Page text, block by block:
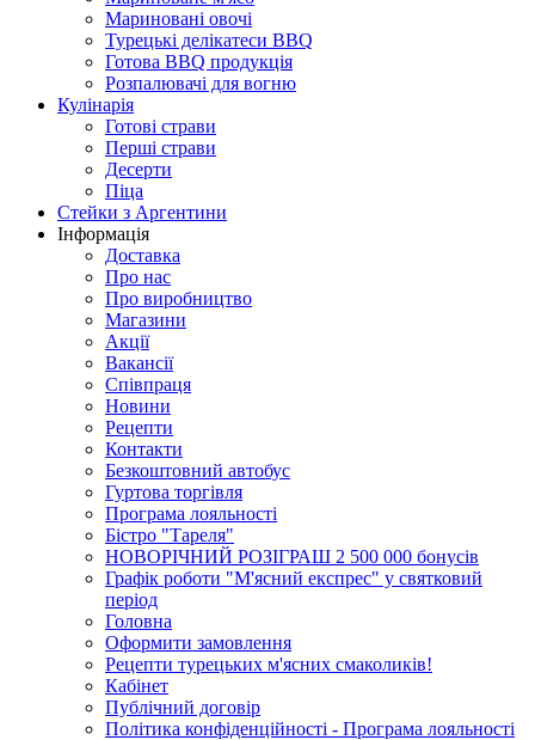
Мариновані овочі
Турецькі делікатеси BBQ
Готова BBQ продукція
Розпалювачі для вогню
Кулінарія
Готові страви
Перші страви
Десерти
Піца
Стейки з Аргентини
Інформація
Доставка
Про нас
Про виробництво
Магазини
Акції
Вакансії
Співпраця
Новини
Рецепти
Контакти
Безкоштовний автобус
Гуртова торгівля
Програма лояльності
Бістро "Тареля"
НОВОРІЧНИЙ РОЗІГРАШ 2 500 000 бонусів
Графік роботи "М'ясний експрес" у святковий
період
Головна
Оформити замовлення
Рецепти турецьких м'ясних смаколиків!
Кабінет
Публічний договір
Політика конфіденційності - Програма лояльності